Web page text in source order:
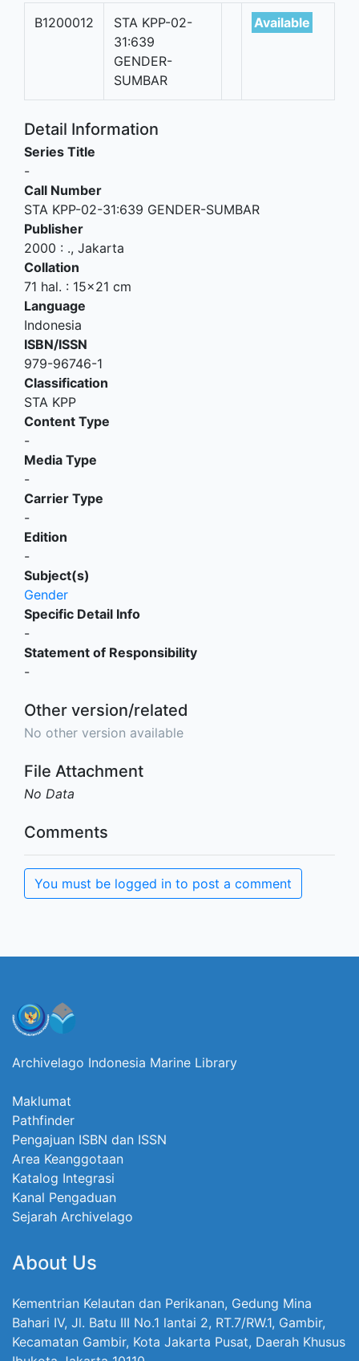
B1200012
STA KPP-02-
31:639
GENDER-
SUMBAR
Available
Detail Information
Series Title
-
Call Number
STA KPP-02-31:639 GENDER-SUMBAR
Publisher
2000 : ., Jakarta
Collation
71 hal. : 15x21 cm
Language
Indonesia
ISBN/ISSN
979-96746-1
Classification
STA KPP
Content Type
-
Media Type
-
Carrier Type
-
Edition
-
Subject(s)
Gender
Specific Detail Info
-
Statement of Responsibility
-
Other version/related
No other version available
File Attachment
No Data
Comments
You must be logged in to post a comment
Archivelago Indonesia Marine Library
Maklumat
Pathfinder
Pengajuan ISBN dan ISSN
Area Keanggotaan
Katalog Integrasi
Kanal Pengaduan
Sejarah Archivelago
About Us
Kementrian Kelautan dan Perikanan, Gedung Mina
Bahari IV, Jl. Batu III No.1 lantai 2, RT.7/RW.1, Gambir,
Kecamatan Gambir, Kota Jakarta Pusat, Daerah Khusus